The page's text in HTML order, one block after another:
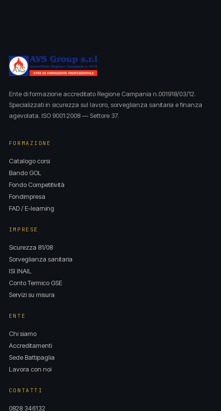
Ente di formazione accreditato Regione Campania n.001918/03/12.
Specializzati in sicurezza sul lavoro, sorveglianza sanitaria e finanza
agevolata. ISO 9001:2008 — Settore 37.
FORMAZIONE
Catalogo corsi
Bando GOL
Fondo Competitività
Fondimpresa
FAD / E-learning
IMPRESE
Sicurezza 81/08
Sorveglianza sanitaria
ISI INAIL
Conto Termico GSE
Servizi su misura
ENTE
Chi siamo
Accreditamenti
Sede Battipaglia
Lavora con noi
CONTATTI
0828 346132